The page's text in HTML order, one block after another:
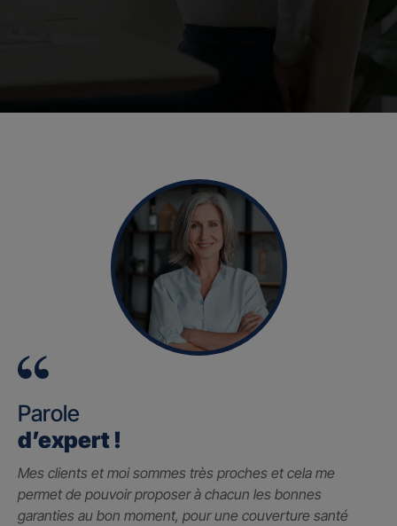
Parole
d’expert !
Mes clients et moi sommes très proches et cela me
permet de pouvoir proposer à chacun les bonnes
garanties au bon moment, pour une couverture santé